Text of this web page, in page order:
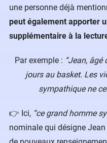
une personne déjà
peut également apporter
supplémentaire à la
Par exemple : “Jean, âgé
jours au basket. Les
sympathique ne
👉 Ici, “ce grand homme
nominale qui désigne